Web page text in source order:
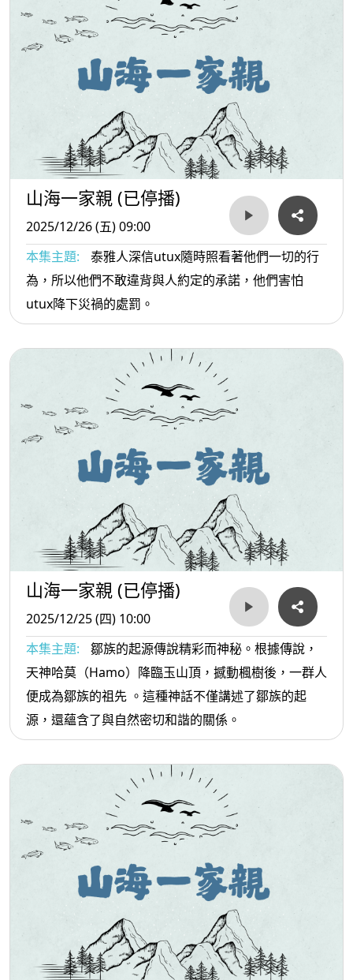
山海一家親 (已停播)
2025/12/26 (五) 09:00
本集主題:
泰雅人深信utux隨時照看著他們一切的行
為，所以他們不敢違背與人約定的承諾，他們害怕
utux降下災禍的處罰。
山海一家親 (已停播)
2025/12/25 (四) 10:00
本集主題:
鄒族的起源傳說精彩而神秘。根據傳說，
天神哈莫（Hamo）降臨玉山頂，撼動楓樹後，一群人
便成為鄒族的祖先 。這種神話不僅講述了鄒族的起
源，還蘊含了與自然密切和諧的關係。